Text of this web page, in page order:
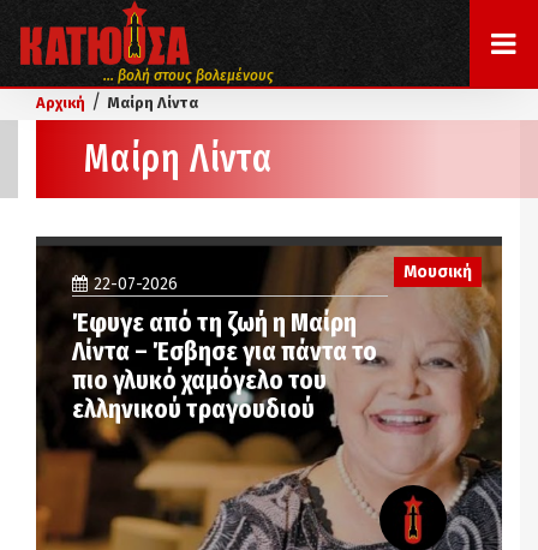
... βολή στους βολεμένους
Αρχική / Μαίρη Λίντα
Μαίρη Λίντα
Μουσική
22-07-2026
Έφυγε από τη ζωή η Μαίρη
Λίντα – Έσβησε για πάντα το
πιο γλυκό χαμόγελο του
ελληνικού τραγουδιού